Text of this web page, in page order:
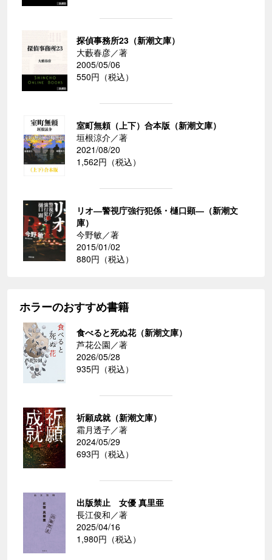
探偵事務所23（新潮文庫）
大藪春彦／著
2005/05/06
550円（税込）
室町無頼（上下）合本版（新潮文庫）
垣根涼介／著
2021/08/20
1,562円（税込）
リオ―警視庁強行犯係・樋口顕―（新潮文
庫）
今野敏／著
2015/01/02
880円（税込）
ホラーのおすすめ書籍
食べると死ぬ花（新潮文庫）
芦花公園／著
2026/05/28
935円（税込）
祈願成就（新潮文庫）
霜月透子／著
2024/05/29
693円（税込）
出版禁止 女優 真里亜
長江俊和／著
2025/04/16
1,980円（税込）